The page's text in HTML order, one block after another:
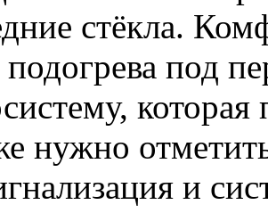
стёкла.
подогрева под
которая
нужно
и